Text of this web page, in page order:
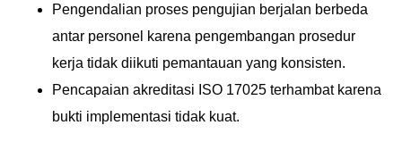
Pengendalian proses pengujian berjalan berbeda
antar personel karena pengembangan prosedur
kerja tidak diikuti pemantauan yang konsisten.
Pencapaian akreditasi ISO 17025 terhambat karena
bukti implementasi tidak kuat.